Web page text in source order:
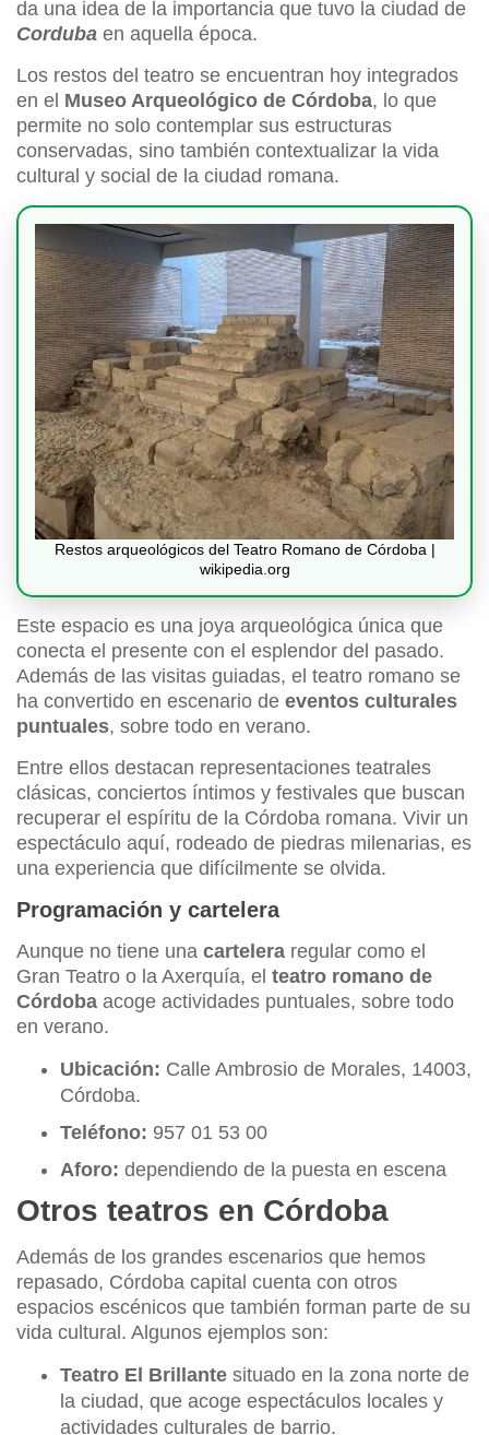
da una idea de la importancia que tuvo la ciudad de
Corduba en aquella época.
Los restos del teatro se encuentran hoy integrados
en el Museo Arqueológico de Córdoba, lo que
permite no solo contemplar sus estructuras
conservadas, sino también contextualizar la vida
cultural y social de la ciudad romana.
Restos arqueológicos del Teatro Romano de Córdoba |
wikipedia.org
Este espacio es una joya arqueológica única que
conecta el presente con el esplendor del pasado.
Además de las visitas guiadas, el teatro romano se
ha convertido en escenario de eventos culturales
puntuales, sobre todo en verano.
Entre ellos destacan representaciones teatrales
clásicas, conciertos íntimos y festivales que buscan
recuperar el espíritu de la Córdoba romana. Vivir un
espectáculo aquí, rodeado de piedras milenarias, es
una experiencia que difícilmente se olvida.
Programación y cartelera
Aunque no tiene una cartelera regular como el
Gran Teatro o la Axerquía, el teatro romano de
Córdoba acoge actividades puntuales, sobre todo
en verano.
Ubicación: Calle Ambrosio de Morales, 14003,
Córdoba.
Teléfono: 957 01 53 00
Aforo: dependiendo de la puesta en escena
Otros teatros en Córdoba
Además de los grandes escenarios que hemos
repasado, Córdoba capital cuenta con otros
espacios escénicos que también forman parte de su
vida cultural. Algunos ejemplos son:
Teatro El Brillante situado en la zona norte de
la ciudad, que acoge espectáculos locales y
actividades culturales de barrio.